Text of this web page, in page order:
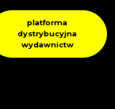
platforma
dystrybucyjna
wydawnictw